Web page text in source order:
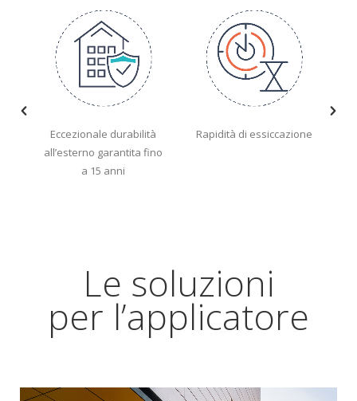
Eccezionale durabilità
all’esterno garantita fino
a 15 anni
Rapidità di essiccazione
Le soluzioni
per l’applicatore